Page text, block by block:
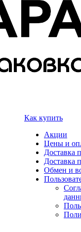
Как купить
Акции
Цены и
Доставка
Доставка
Обмен и